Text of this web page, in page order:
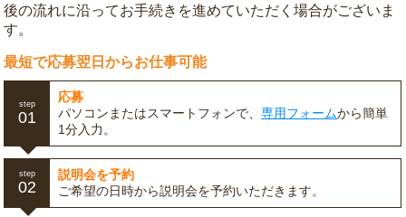
後の流れに沿ってお手続きを進めていただく場合がございま
す。
最短で応募翌日からお仕事可能
step
01
応募
パソコンまたはスマートフォンで、専用フォームから簡単
1分入力。
step
02
説明会を予約
ご希望の日時から説明会を予約いただきます。